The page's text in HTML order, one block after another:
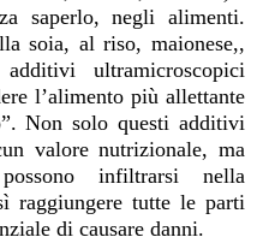
saperlo, negli alimenti.
soia, al riso, maionese,,
ultramicroscopici
l’alimento più allettante
Non solo questi additivi
valore nutrizionale, ma
infiltrarsi nella
raggiungere tutte le parti
di causare danni.